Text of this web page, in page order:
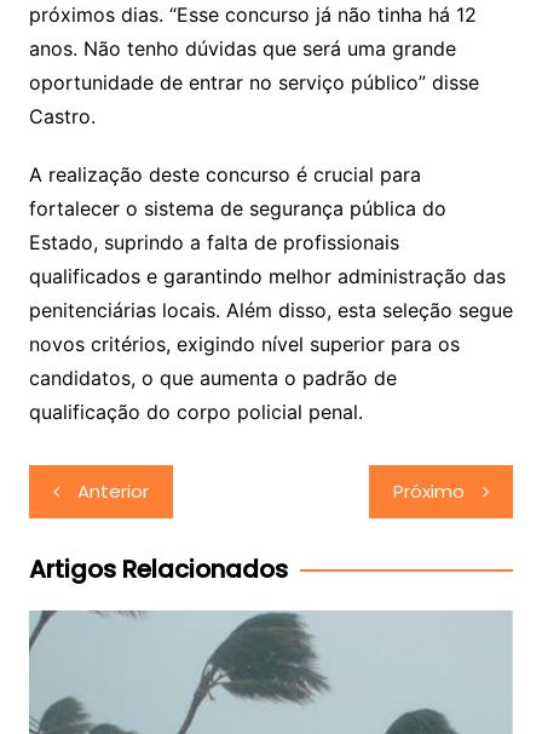
próximos dias. “Esse concurso já não tinha há 12
anos. Não tenho dúvidas que será uma grande
oportunidade de entrar no serviço público” disse
Castro.
A realização deste concurso é crucial para
fortalecer o sistema de segurança pública do
Estado, suprindo a falta de profissionais
qualificados e garantindo melhor administração das
penitenciárias locais. Além disso, esta seleção segue
novos critérios, exigindo nível superior para os
candidatos, o que aumenta o padrão de
qualificação do corpo policial penal.
Navegação
de
Post
Anterior Próximo
Artigos Relacionados